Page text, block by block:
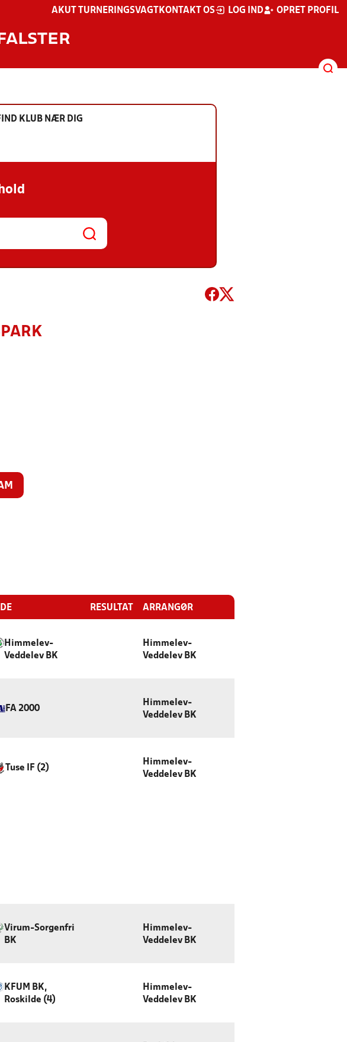
AKUT TURNERINGSVAGT KONTAKT OS LOG IND OPRET PROFIL
KLUB NÆR DIG
RESULTAT ARRANGØR
Himmelev-
Veddelev BK
Himmelev-
Veddelev BK
FA 2000
Himmelev-
Veddelev BK
Tuse IF (2)
Himmelev-
Veddelev BK
Virum-Sorgenfri
BK
Himmelev-
Veddelev BK
KFUM BK,
Roskilde (4)
Himmelev-
Veddelev BK